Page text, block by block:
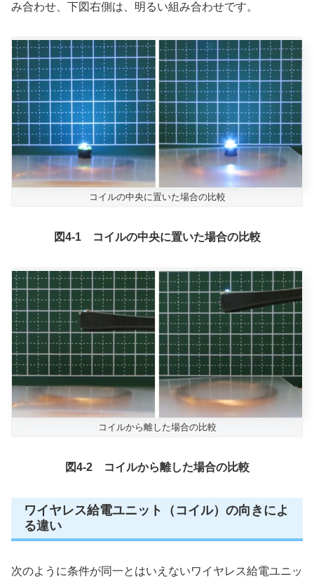
み合わせ、下図右側は、明るい組み合わせです。
コイルの中央に置いた場合の比較
図4-1 コイルの中央に置いた場合の比較
コイルから離した場合の比較
図4-2 コイルから離した場合の比較
ワイヤレス給電ユニット（コイル）の向きによ
る違い
次のように条件が同一とはいえないワイヤレス給電ユニッ